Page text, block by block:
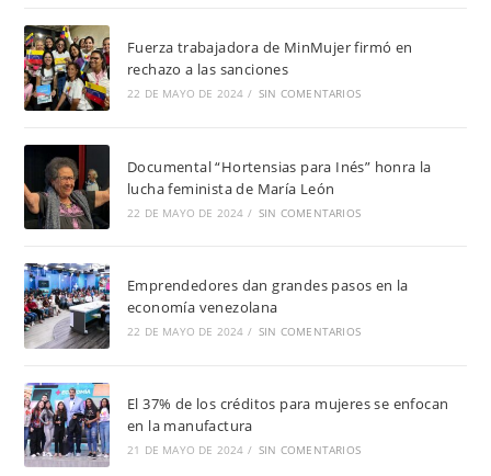
Fuerza trabajadora de MinMujer firmó en
rechazo a las sanciones
22 DE MAYO DE 2024 / SIN COMENTARIOS
Documental “Hortensias para Inés” honra la
lucha feminista de María León
22 DE MAYO DE 2024 / SIN COMENTARIOS
Emprendedores dan grandes pasos en la
economía venezolana
22 DE MAYO DE 2024 / SIN COMENTARIOS
El 37% de los créditos para mujeres se enfocan
en la manufactura
21 DE MAYO DE 2024 / SIN COMENTARIOS